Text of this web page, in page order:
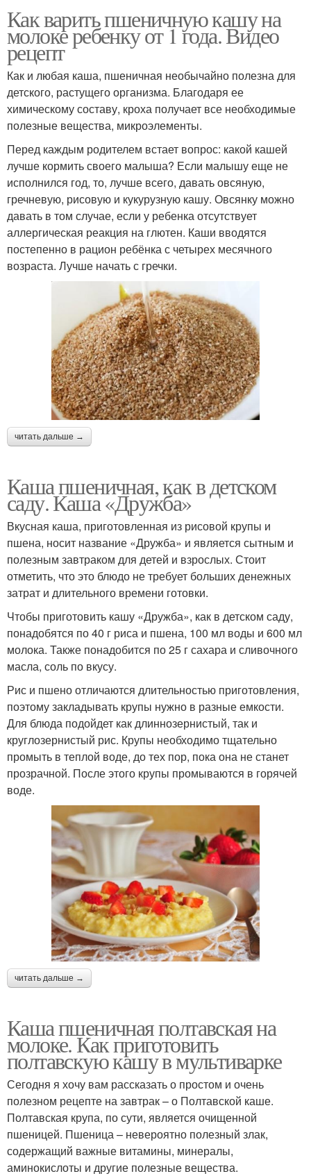
Как варить пшеничную кашу на
молоке ребенку от 1 года. Видео
рецепт
Как и любая каша, пшеничная необычайно полезна для
детского, растущего организма. Благодаря ее
химическому составу, кроха получает все необходимые
полезные вещества, микроэлементы.
Перед каждым родителем встает вопрос: какой кашей
лучше кормить своего малыша? Если малышу еще не
исполнился год, то, лучше всего, давать овсяную,
гречневую, рисовую и кукурузную кашу. Овсянку можно
давать в том случае, если у ребенка отсутствует
аллергическая реакция на глютен. Каши вводятся
постепенно в рацион ребёнка с четырех месячного
возраста. Лучше начать с гречки.
читать дальше →
Каша пшеничная, как в детском
саду. Каша «Дружба»
Вкусная каша, приготовленная из рисовой крупы и
пшена, носит название «Дружба» и является сытным и
полезным завтраком для детей и взрослых. Стоит
отметить, что это блюдо не требует больших денежных
затрат и длительного времени готовки.
Чтобы приготовить кашу «Дружба», как в детском саду,
понадобятся по 40 г риса и пшена, 100 мл воды и 600 мл
молока. Также понадобится по 25 г сахара и сливочного
масла, соль по вкусу.
Рис и пшено отличаются длительностью приготовления,
поэтому закладывать крупы нужно в разные емкости.
Для блюда подойдет как длиннозернистый, так и
круглозернистый рис. Крупы необходимо тщательно
промыть в теплой воде, до тех пор, пока она не станет
прозрачной. После этого крупы промываются в горячей
воде.
читать дальше →
Каша пшеничная полтавская на
молоке. Как приготовить
полтавскую кашу в мультиварке
Сегодня я хочу вам рассказать о простом и очень
полезном рецепте на завтрак – о Полтавской каше.
Полтавская крупа, по сути, является очищенной
пшеницей. Пшеница – невероятно полезный злак,
содержащий важные витамины, минералы,
аминокислоты и другие полезные вещества.